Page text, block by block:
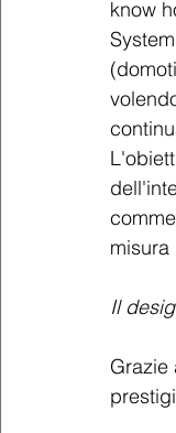
know
Il
Grazie